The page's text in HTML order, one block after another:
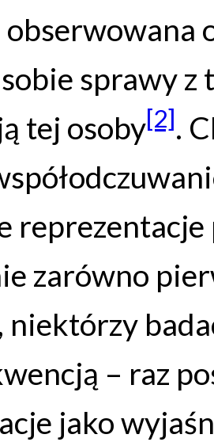
sprawy z
tej osoby[2].
zarówno
niektórzy
– raz
jako